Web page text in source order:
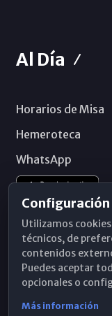
Al Día
Horarios de Misa
Hemeroteca
WhatsApp
Utilizamos
técnicos, de
contenidos
Puedes aceptar
opcionales o
Más información